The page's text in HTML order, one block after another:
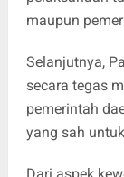
maupun
Selanjutnya,
secara tegas
pemerintah
yang sah